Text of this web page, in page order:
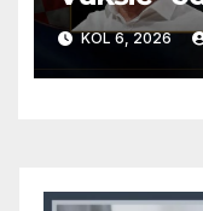
12.KOL 6, 2026